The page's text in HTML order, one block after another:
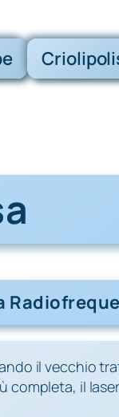
il vecchio
il